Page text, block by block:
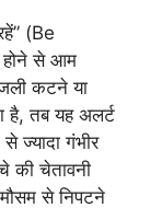
(Be
होने से आम
कटने या
है, तब यह अलर्ट
ज्यादा गंभीर
की चेतावनी
से निपटने